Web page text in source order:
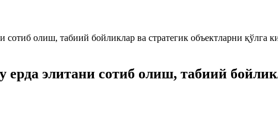
ерда элитани сотиб олиш, табиий